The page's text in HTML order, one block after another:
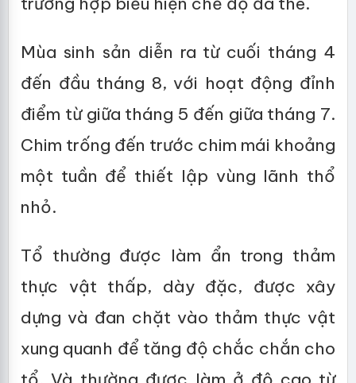
Mùa sinh sản diễn ra từ cuối tháng 4
đến đầu tháng 8, với hoạt động đỉnh
điểm từ giữa tháng 5 đến giữa tháng 7.
Chim trống đến trước chim mái khoảng
một tuần để thiết lập vùng lãnh thổ
nhỏ.
Tổ thường được làm ẩn trong thảm
thực vật thấp, dày đặc, được xây
dựng và đan chặt vào thảm thực vật
xung quanh để tăng độ chắc chắn cho